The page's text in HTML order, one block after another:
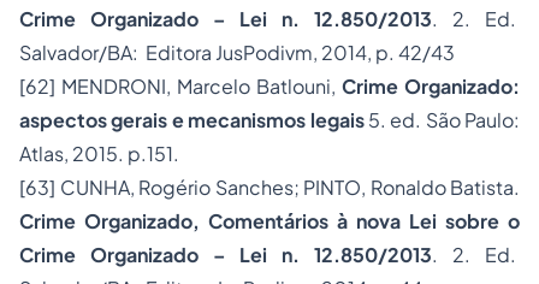
Crime Organizado – Lei n. 12.850/2013. 2. Ed.
Salvador/BA: Editora JusPodivm, 2014, p. 42/43
[62] MENDRONI, Marcelo Batlouni, Crime Organizado:
aspectos gerais e mecanismos legais5. ed. São Paulo:
Atlas, 2015. p.151.
[63] CUNHA, Rogério Sanches; PINTO, Ronaldo Batista.
Crime Organizado, Comentários à nova Lei sobre o
Crime Organizado – Lei n. 12.850/2013. 2. Ed.